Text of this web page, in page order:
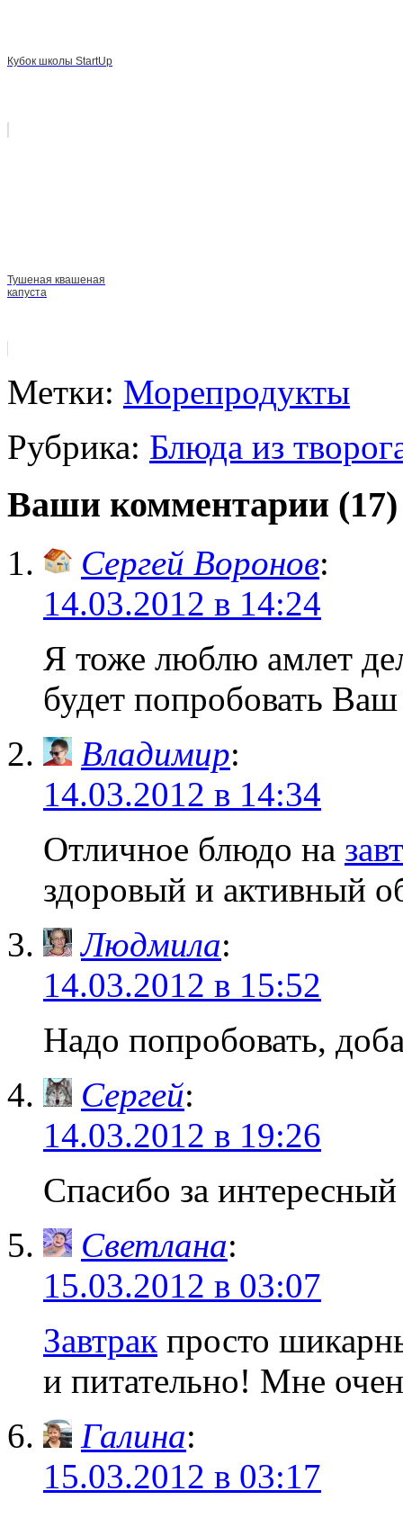
Кубок школы StartUp
Тушеная квашеная
капуста
Метки: Морепродукты
Рубрика: Блюда из
Ваши комментарии
Сергей Воронов:
14.03.2012 в 14:24
Я тоже люблю амлет
будет попробовать
Владимир:
14.03.2012 в 14:34
Отличное блюдо на
здоровый и активный
Людмила:
14.03.2012 в 15:52
Надо попробовать,
Сергей:
14.03.2012 в 19:26
Спасибо за
Светлана:
15.03.2012 в 03:07
Завтрак просто
и питательно! Мне
Галина:
15.03.2012 в 03:17